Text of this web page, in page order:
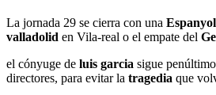
La jornada 29 se cierra con una Espanyol
valladolid en Vila-real o el empate del
el cónyuge de luis garcia sigue
directores, para evitar la tragedia que